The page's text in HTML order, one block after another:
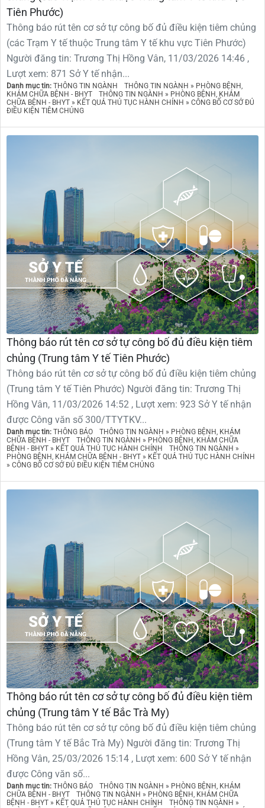
Tiên Phước)
Thông báo rút tên cơ sở tự công bố đủ điều kiện tiêm chủng
(các Trạm Y tế thuộc Trung tâm Y tế khu vực Tiên Phước)
Người đăng tin: Trương Thị Hồng Vân, 11/03/2026 14:46 ,
Lượt xem: 871 Sở Y tế nhận...
Danh mục tin: THÔNG TIN NGÀNH
THÔNG TIN NGÀNH » PHÒNG BỆNH,
KHÁM CHỮA BỆNH - BHYT
THÔNG TIN NGÀNH » PHÒNG BỆNH, KHÁM
CHỮA BỆNH - BHYT » KẾT QUẢ THỦ TỤC HÀNH CHÍNH » CÔNG BỐ CƠ SỞ ĐỦ
ĐIỀU KIỆN TIÊM CHỦNG
Thông báo rút tên cơ sở tự công bố đủ điều kiện tiêm
chủng (Trung tâm Y tế Tiên Phước)
Thông báo rút tên cơ sở tự công bố đủ điều kiện tiêm chủng
(Trung tâm Y tế Tiên Phước) Người đăng tin: Trương Thị
Hồng Vân, 11/03/2026 14:52 , Lượt xem: 923 Sở Y tế nhận
được Công văn số 300/TTYTKV...
Danh mục tin: THÔNG BÁO
THÔNG TIN NGÀNH » PHÒNG BỆNH, KHÁM
CHỮA BỆNH - BHYT
THÔNG TIN NGÀNH » PHÒNG BỆNH, KHÁM CHỮA
BỆNH - BHYT » KẾT QUẢ THỦ TỤC HÀNH CHÍNH
THÔNG TIN NGÀNH »
PHÒNG BỆNH, KHÁM CHỮA BỆNH - BHYT » KẾT QUẢ THỦ TỤC HÀNH CHÍNH
» CÔNG BỐ CƠ SỞ ĐỦ ĐIỀU KIỆN TIÊM CHỦNG
Thông báo rút tên cơ sở tự công bố đủ điều kiện tiêm
chủng (Trung tâm Y tế Bắc Trà My)
Thông báo rút tên cơ sở tự công bố đủ điều kiện tiêm chủng
(Trung tâm Y tế Bắc Trà My) Người đăng tin: Trương Thị
Hồng Vân, 25/03/2026 15:14 , Lượt xem: 600 Sở Y tế nhận
được Công văn số...
Danh mục tin: THÔNG BÁO
THÔNG TIN NGÀNH » PHÒNG BỆNH, KHÁM
CHỮA BỆNH - BHYT
THÔNG TIN NGÀNH » PHÒNG BỆNH, KHÁM CHỮA
BỆNH - BHYT » KẾT QUẢ THỦ TỤC HÀNH CHÍNH
THÔNG TIN NGÀNH »